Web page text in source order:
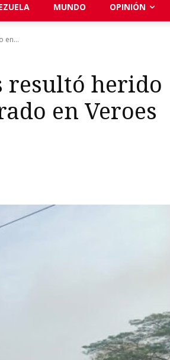
MUNDO OPINIÓN
en...
resultó herido
en Veroes